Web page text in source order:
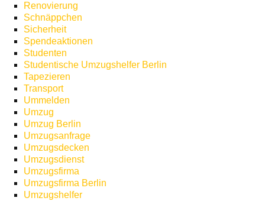
Renovierung
Schnäppchen
Sicherheit
Spendeaktionen
Studenten
Studentische Umzugshelfer Berlin
Tapezieren
Transport
Ummelden
Umzug
Umzug Berlin
Umzugsanfrage
Umzugsdecken
Umzugsdienst
Umzugsfirma
Umzugsfirma Berlin
Umzugshelfer